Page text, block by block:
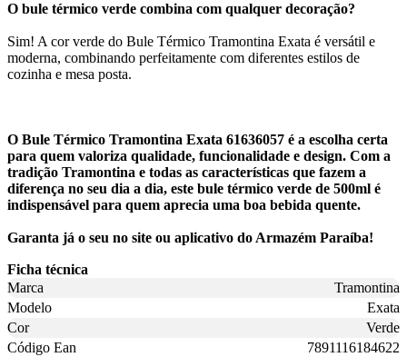
O bule térmico verde combina com qualquer decoração?
Sim! A cor verde do Bule Térmico Tramontina Exata é versátil e
moderna, combinando perfeitamente com diferentes estilos de
cozinha e mesa posta.
O Bule Térmico Tramontina Exata 61636057 é a escolha certa
para quem valoriza qualidade, funcionalidade e design. Com a
tradição Tramontina e todas as características que fazem a
diferença no seu dia a dia, este bule térmico verde de 500ml é
indispensável para quem aprecia uma boa bebida quente.
Garanta já o seu no site ou aplicativo do Armazém Paraíba!
Ficha técnica
Marca
Tramontina
Modelo
Exata
Cor
Verde
Código Ean
7891116184622